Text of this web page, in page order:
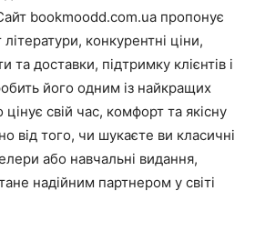
bookmoodd.com.ua пропонує
конкурентні ціни,
та доставки, підтримку клієнтів і
його одним із найкращих
цінує свій час, комфорт та якісну
від того, чи шукаєте ви класичні
або навчальні видання,
надійним партнером у світі